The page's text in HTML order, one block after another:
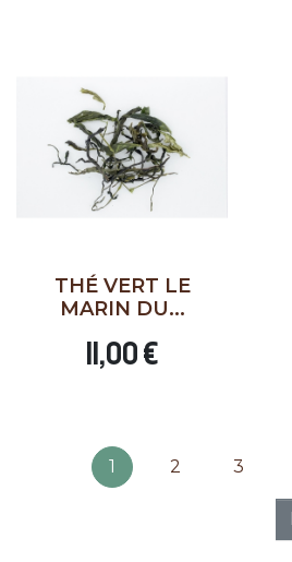
THÉ VERT LE
MARIN DU...
11,00 €
1 2 3